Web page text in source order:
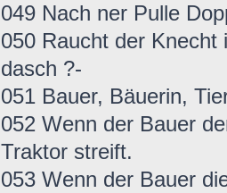
049 Nach ner Pulle
050 Raucht der
dasch ?-
051 Bauer, Bäuerin,
052 Wenn der Bauer
Traktor streift.
053 Wenn der Bauer